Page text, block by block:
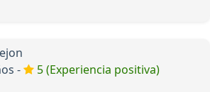
-
5 (Experiencia positiva)